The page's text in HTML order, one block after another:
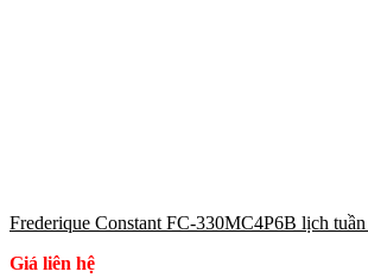
Frederique Constant FC-330MC4P6B lịch
Giá liên hệ